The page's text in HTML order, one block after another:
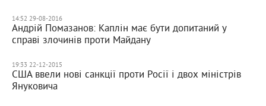
14:52 29-08-2016
Андрій Помазанов: Каплін має бути допитаний у
справі злочинів проти Майдану
19:33 22-12-2015
США ввели нові санкції проти Росії і двох міністрів
Януковича